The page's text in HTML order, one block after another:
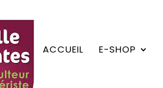
ACCUEIL E-SHOP